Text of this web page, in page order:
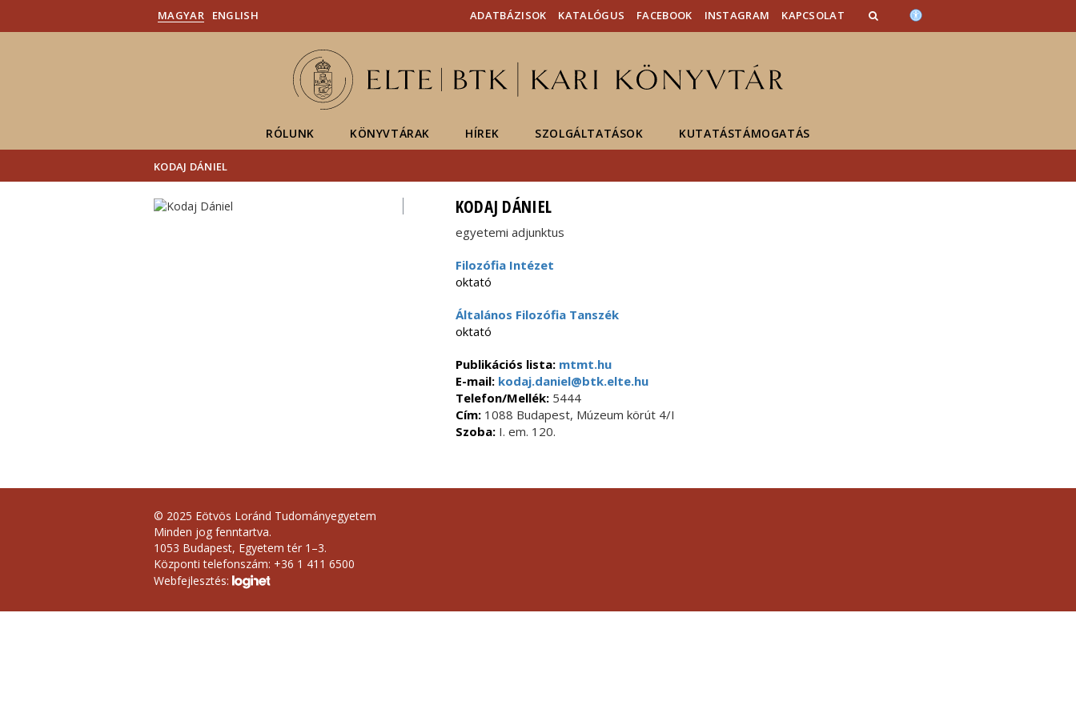
Hírek
Események
ELTE a
MAGYAR ENGLISH ADATBÁZISOK KATALÓGUS FACEBOOK INSTAGRAM KAPCSOLAT
RÓLUNK KÖNYVTÁRAK HÍREK SZOLGÁLTATÁSOK KUTATÁSTÁMOGATÁS
KODAJ DÁNIEL
KODAJ DÁNIEL
egyetemi adjunktus
Filozófia Intézet
oktató
Általános Filozófia Tanszék
oktató
Publikációs lista: mtmt.hu
E-mail:kodaj.daniel@btk.elte.hu
Telefon/Mellék:5444
Cím:1088 Budapest, Múzeum körút 4/I
Szoba:I. em. 120.
© 2025 Eötvös Loránd Tudományegyetem
Minden jog fenntartva.
1053 Budapest, Egyetem tér 1–3.
Központi telefonszám: +36 1 411 6500
Webfejlesztés: